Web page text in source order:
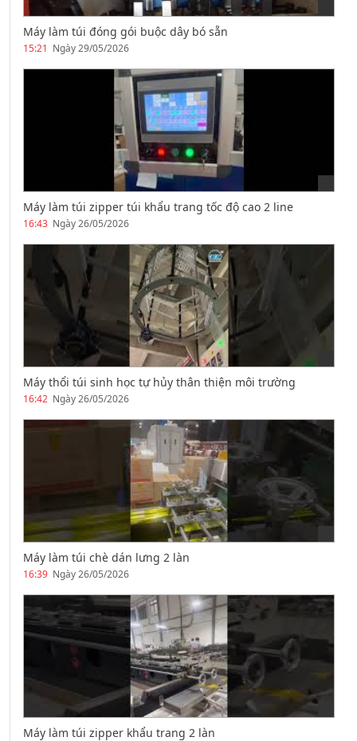
Máy làm túi đóng gói buộc dây bó sẵn
15:21 Ngày 29/05/2026
Máy làm túi zipper túi khẩu trang tốc độ cao 2 line
16:43 Ngày 26/05/2026
Máy thổi túi sinh học tự hủy thân thiện môi trường
16:42 Ngày 26/05/2026
Máy làm túi chè dán lưng 2 làn
16:39 Ngày 26/05/2026
Máy làm túi zipper khẩu trang 2 làn